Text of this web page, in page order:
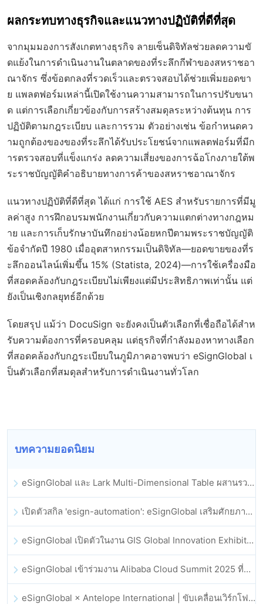
ผลกระทบทางธุรกิจและแนวทางปฏิบัติที่ดีที่สุด
จากมุมมองการสังเกตทางธุรกิจ ลายเซ็นดิจิทัลช่วยลดความขั
ดแย้งในการดำเนินงานในตลาดของที่ระลึกกีฬาของสหราชอา
ณาจักร ซึ่งข้อตกลงที่รวดเร็วและตรวจสอบได้ช่วยเพิ่มยอดขา
ย แพลตฟอร์มเหล่านี้เปิดใช้งานความสามารถในการปรับขนา
ด แต่การเลือกเกี่ยวข้องกับการสร้างสมดุลระหว่างต้นทุน การ
ปฏิบัติตามกฎระเบียบ และการรวม ตัวอย่างเช่น ข้อกำหนดคว
ามถูกต้องของของที่ระลึกได้รับประโยชน์จากแพลตฟอร์มที่มีก
ารตรวจสอบที่แข็งแกร่ง ลดความเสี่ยงของการฉ้อโกงภายใต้พ
ระราชบัญญัติคำอธิบายทางการค้าของสหราชอาณาจักร
แนวทางปฏิบัติที่ดีที่สุด ได้แก่ การใช้ AES สำหรับรายการที่มีมู
ลค่าสูง การฝึกอบรมพนักงานเกี่ยวกับความแตกต่างทางกฎหม
าย และการเก็บรักษาบันทึกอย่างน้อยหกปีตามพระราชบัญญัติ
ข้อจำกัดปี 1980 เมื่ออุตสาหกรรมเป็นดิจิทัล—ยอดขายของที่ร
ะลึกออนไลน์เพิ่มขึ้น 15% (Statista, 2024)—การใช้เครื่องมือ
ที่สอดคล้องกับกฎระเบียบไม่เพียงแต่มีประสิทธิภาพเท่านั้น แต่
ยังเป็นเชิงกลยุทธ์อีกด้วย
โดยสรุป แม้ว่า DocuSign จะยังคงเป็นตัวเลือกที่เชื่อถือได้สำห
รับความต้องการที่ครอบคลุม แต่ธุรกิจที่กำลังมองหาทางเลือก
ที่สอดคล้องกับกฎระเบียบในภูมิภาคอาจพบว่า eSignGlobal เ
ป็นตัวเลือกที่สมดุลสำหรับการดำเนินงานทั่วโลก
บทความยอดนิยม
eSignGlobal และ Lark Multi-Dimensional Table ผสานรวมกันอย่างเป็นทางการ: การลงนามและการเก็บถาวรสัญญาอิเล็กทรอนิกส์แบบอัตโนมัติเต็มรูปแบบ
เปิดตัวสกิล 'esign-automation': eSignGlobal เสริมศักยภาพให้ OpenClaw ด้วยลายเซ็นอิเล็กทรอนิกส์อัตโนมัติ
eSignGlobal เปิดตัวในงาน GIS Global Innovation Exhibition 2025
eSignGlobal เข้าร่วมงาน Alibaba Cloud Summit 2025 ที่ฮ่องกง เพื่อขับเคลื่อนนวัตกรรมคลาวด์ที่ขับเคลื่อนด้วย AI และความเชื่อมั่นทางดิจิทัล
eSignGlobal × Antelope International | ขับเคลื่อนเวิร์กโฟลดิจิทัลที่ปลอดภัยและขับเคลื่อนด้วย AI